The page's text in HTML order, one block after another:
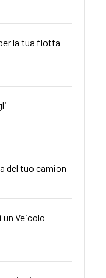
la tua flotta
del tuo camion
un Veicolo